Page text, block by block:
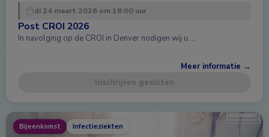
di 24 maart 2026 om 18:00 uur
Post CROI 2026
In navolging op de CROI in Denver nodigen wij u …
Meer informatie →
Inschrijven gesloten
Bijeenkomst Infectieziekten